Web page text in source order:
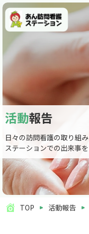
活動報告
日々の訪問看護の取り組み
ステーションでの出来事を
TOP 活動報告